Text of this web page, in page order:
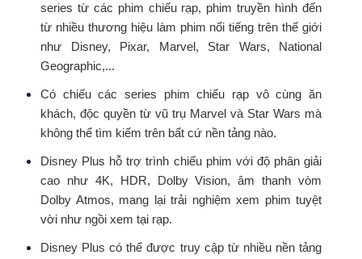
series từ các phim chiếu rạp, phim truyền hình đến
từ nhiều thương hiệu làm phim nổi tiếng trên thế giới
như Disney, Pixar, Marvel, Star Wars, National
Geographic,...
Có chiếu các series phim chiếu rạp vô cùng ăn
khách, độc quyền từ vũ trụ Marvel và Star Wars mà
không thể tìm kiếm trên bất cứ nền tảng nào.
Disney Plus hỗ trợ trình chiếu phim với độ phân giải
cao như 4K, HDR, Dolby Vision, âm thanh vòm
Dolby Atmos, mang lại trải nghiệm xem phim tuyệt
vời như ngồi xem tại rạp.
Disney Plus có thể được truy cập từ nhiều nền tảng